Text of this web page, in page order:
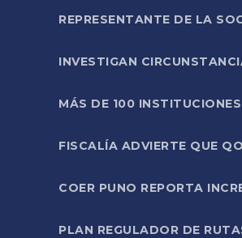
REPRESENTANTE DE LA
INVESTIGAN
MÁS DE 100
FISCALÍA ADVIERTE QUE
COER PUNO REPORTA
PLAN REGULADOR DE